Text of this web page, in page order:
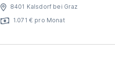
8401 Kalsdorf bei Graz
1.071 € pro Monat